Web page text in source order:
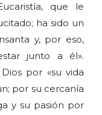
que le
ha sido un
y, por eso,
junto a él».
por «su vida
por su cercanía
y su pasión por